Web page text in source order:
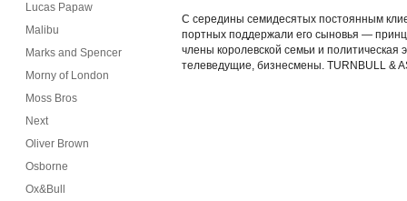
Lucas Papaw
Malibu
Marks and Spencer
Morny of London
Moss Bros
Next
Oliver Brown
Osborne
Ox&Bull
С середины семидесятых постоянным
портных поддержали его сыновья —
члены королевской семьи и
телеведущие, бизнесмены. TURNBULL &